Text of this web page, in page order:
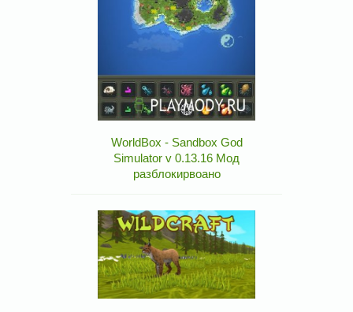
WorldBox - Sandbox God
Simulator v 0.13.16 Мод
разблокирвоано